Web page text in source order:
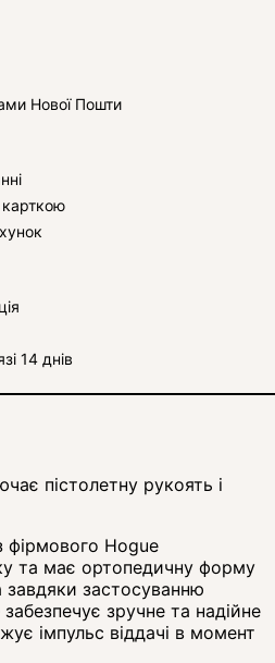
Нової Пошти
14 днів
пістолетну рукоять і
фірмового Hogue
та має ортопедичну форму
завдяки застосуванню
зручне та надійне
імпульс віддачі в момент